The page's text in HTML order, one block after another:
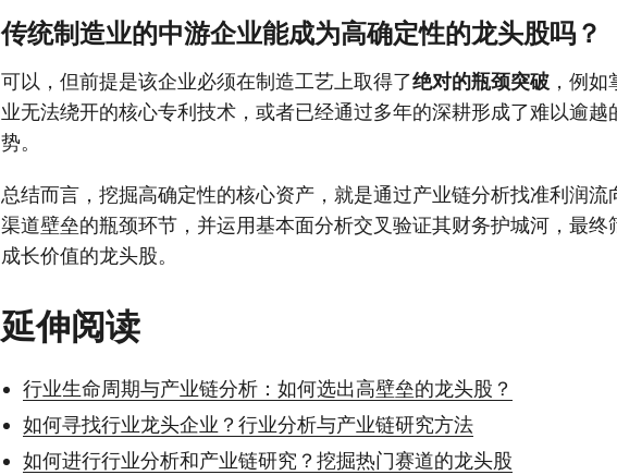
传统制造业的中游企业能成为高确定性的龙头股吗？
可以，但前提是该企业必须在制造工艺上取得了绝对的瓶颈突破 ，例
业无法绕开的核心专利技术，或者已经通过多年的深耕形成了难以逾越
势。
总结而言，挖掘高确定性的核心资产，就是通过产业链分析找准利润流
渠道壁垒的瓶颈环节，并运用基本面分析交叉验证其财务护城河，最终
成长价值的龙头股。
延伸阅读
行业生命周期与产业链分析：如何选出高壁垒的龙头股？
如何寻找行业龙头企业？行业分析与产业链研究方法
如何进行行业分析和产业链研究？挖掘热门赛道的龙头股